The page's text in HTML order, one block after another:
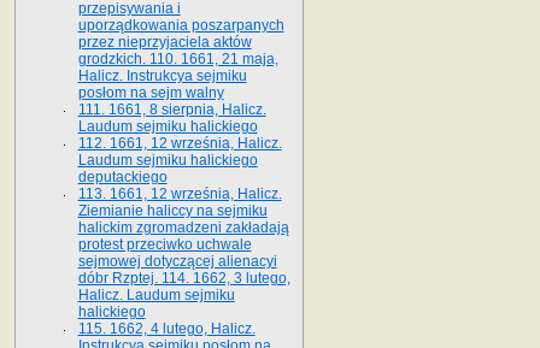
przepisywania i
uporządkowania poszarpanych
przez nieprzyjaciela aktów
grodzkich. 110. 1661, 21 maja,
Halicz. Instrukcya sejmiku
posłom na sejm walny
111. 1661, 8 sierpnia, Halicz.
Laudum sejmiku halickiego
112. 1661, 12 września, Halicz.
Laudum sejmiku halickiego
deputackiego
113. 1661, 12 września, Halicz.
Ziemianie haliccy na sejmiku
halickim zgromadzeni zakładają
protest przeciwko uchwale
sejmowej dotyczącej alienacyi
dóbr Rzptej. 114. 1662, 3 lutego,
Halicz. Laudum sejmiku
halickiego
115. 1662, 4 lutego, Halicz.